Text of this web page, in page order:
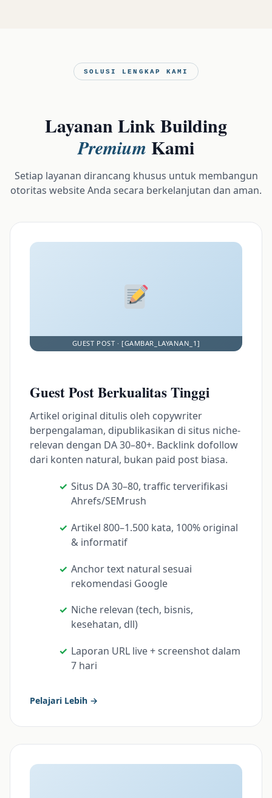
SOLUSI LENGKAP KAMI
Layanan Link Building
Premium Kami
Setiap layanan dirancang khusus untuk membangun
otoritas website Anda secara berkelanjutan dan aman.
Guest Post Berkualitas Tinggi
Artikel original ditulis oleh copywriter
berpengalaman, dipublikasikan di situs niche-
relevan dengan DA 30–80+. Backlink dofollow
dari konten natural, bukan paid post biasa.
Situs DA 30–80, traffic terverifikasi
Ahrefs/SEMrush
Artikel 800–1.500 kata, 100% original
& informatif
Anchor text natural sesuai
rekomendasi Google
Niche relevan (tech, bisnis,
kesehatan, dll)
Laporan URL live + screenshot dalam
7 hari
Pelajari Lebih →